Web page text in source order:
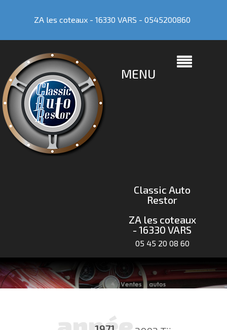
ZA les coteaux - 16330 VARS -0545200860
MENU
Classic Auto
Restor
ZA les coteaux
- 16330 VARS
05 45 20 08 60